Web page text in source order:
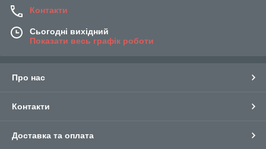
Контакти
Сьогодні вихідний
Показати весь графік роботи
Про нас
Контакти
Доставка та оплата